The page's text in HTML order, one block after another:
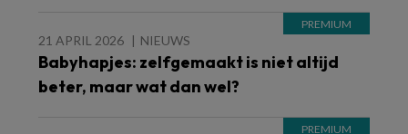
21 APRIL 2026 NIEUWS
Babyhapjes: zelfgemaakt is niet altijd
beter, maar wat dan wel?